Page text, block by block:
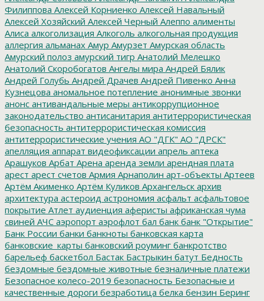
Филиппова Алексей Корниенко Алексей Навальный
Алексей Хозяйский Алексей Черный Алеппо алименты
Алиса алкоголизация Алкоголь алкогольная продукция
аллергия альманах Амур Амурзет Амурская область
Амурский полоз амурский тигр Анатолий Мелешко
Анатолий Скоробогатов Ангелы мира Андрей Бялик
Андрей Голубь Андрей Драчев Андрей Пивенко Анна
Кузнецова аномальное потепление анонимные звонки
анонс антивандальные меры антикоррупционное
законодательство антисанитария антитеррористическая
безопасность антитеррористическая комиссия
антитеррористические учения АО "ДГК" АО "ДРСК"
апелляция аппарат видеофиксации апрель аптека
Арашуков Арбат Арена аренда земли арендная плата
арест арест счетов Армия Арнаполин арт-объекты Артеев
Артём Акименко Артём Куликов Архангельск архив
архитектура астероид астрономия асфальт асфальтовое
покрытие Атлет аудиенция аферисты африканская чума
свиней АЧС аэропорт аэрофлот бал банк банк "Открытие"
Банк России банки банкноты банковская карта
банковские_карты банковский роуминг банкротство
барельеф баскетбол Бастак Бастрыкин батут Бедность
бездомные бездомные животные безналичные платежи
Безопасное колесо-2019 безопасность Безопасные и
качественные дороги безработица белка бензин Беринг